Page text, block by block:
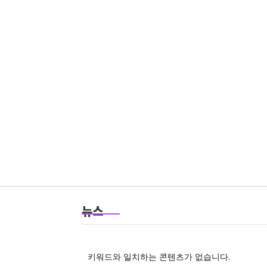
뉴스
키워드와 일치하는 콘텐츠가 없습니다.